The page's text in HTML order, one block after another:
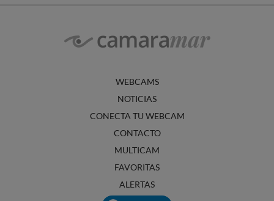
WEBCAMS
NOTICIAS
CONECTA TU WEBCAM
CONTACTO
MULTICAM
FAVORITAS
ALERTAS